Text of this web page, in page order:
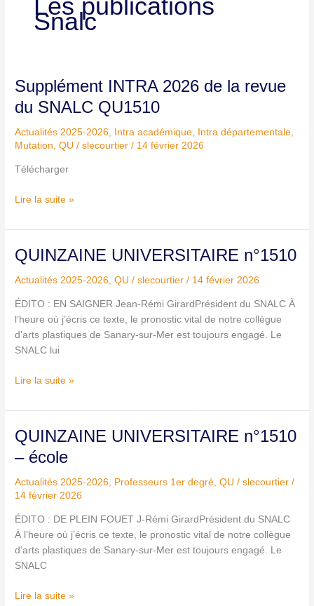
Les publications
Snalc
Supplément INTRA 2026 de la revue
du SNALC QU1510
Actualités 2025-2026, Intra académique, Intra départementale,
Mutation,QU /slecourtier/ 14 février 2026
Télécharger
Supplément
INTRA
2026
de
la
du
QU1510
Lire la suite »
QUINZAINE UNIVERSITAIRE n°1510
Actualités 2025-2026,QU /slecourtier/ 14 février 2026
ÉDITO : EN SAIGNER Jean-Rémi GirardPrésident du SNALC À
l’heure où j’écris ce texte, le pronostic vital de notre collègue
d’arts plastiques de Sanary-sur-Mer est toujours engagé. Le
SNALC lui
QUINZAINE
UNIVERSITAIRE
n°1510
Lire la suite »
QUINZAINE UNIVERSITAIRE n°1510
– école
Actualités 2025-2026, Professeurs 1er degré,QU /slecourtier/
14 février 2026
ÉDITO : DE PLEIN FOUET J-Rémi GirardPrésident du SNALC
À l’heure où j’écris ce texte, le pronostic vital de notre collègue
d’arts plastiques de Sanary-sur-Mer est toujours engagé. Le
SNALC
QUINZAINE
UNIVERSITAIRE
n°1510
–
école
Lire la suite »